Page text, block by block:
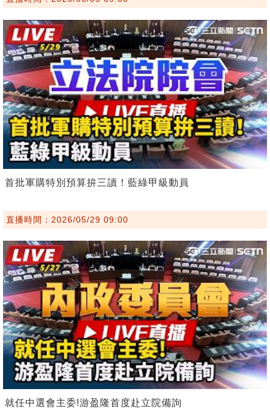
首批軍購特別預算拚三讀！藍綠甲級動員
直播時間：2026/05/29 09:00
就任中選會主委!游盈隆首度赴立院備詢